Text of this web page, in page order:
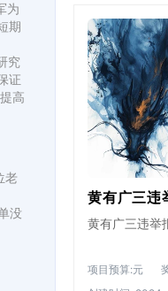
为
期
究
证
高
老
没
黄有广三违
黄有广三违举
项目预算:元